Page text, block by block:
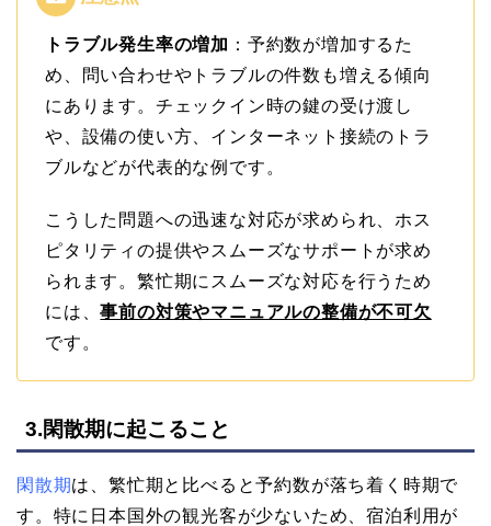
トラブル発生率の増加 ：予約数が増加するた
め、問い合わせやトラブルの件数も増える傾向
にあります。チェックイン時の鍵の受け渡し
や、設備の使い方、インターネット接続のトラ
ブルなどが代表的な例です。
こうした問題への迅速な対応が求められ、ホス
ピタリティの提供やスムーズなサポートが求め
られます。繁忙期にスムーズな対応を行うため
には、事前の対策やマニュアルの整備が不可欠
です。
3.閑散期に起こること
閑散期は、繁忙期と比べると予約数が落ち着く時期で
す。特に日本国外の観光客が少ないため、宿泊利用が